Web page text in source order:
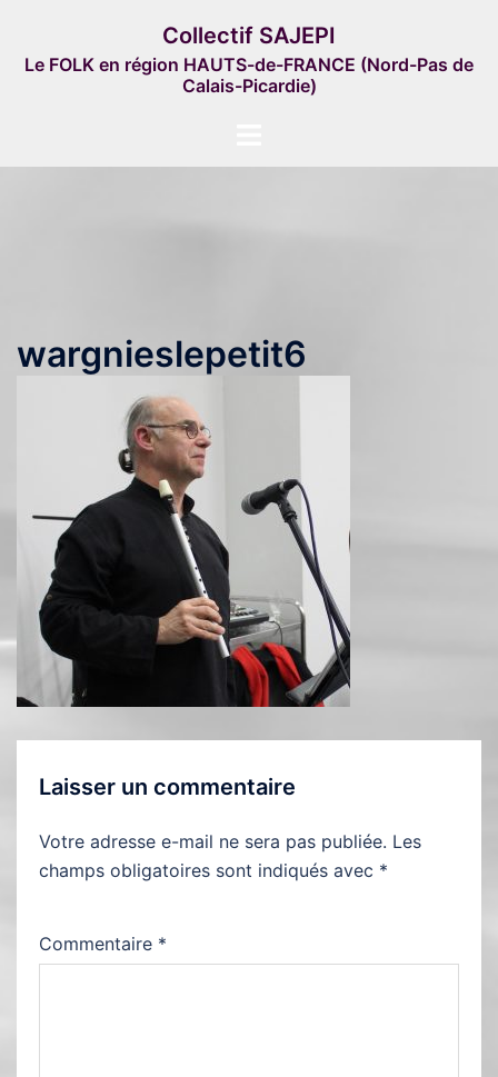
contenu
Collectif SAJEPI
Le FOLK en région HAUTS-de-FRANCE (Nord-Pas de
Calais-Picardie)
wargnieslepetit6
Laisser un commentaire
Votre adresse e-mail ne sera pas publiée. Les
champs obligatoires sont indiqués avec *
Commentaire *